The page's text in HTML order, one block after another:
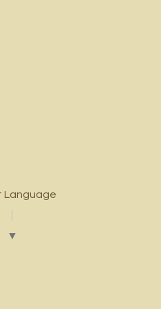
Language
▼